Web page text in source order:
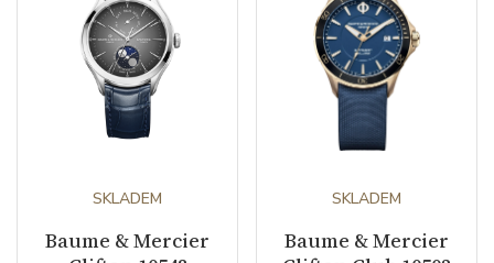
Barva řemínku
Doplňující údaje
nepodnikatelé (měsíců)
Modelová řada Clifton
SKLADEM
Baume & Mercier
SKLADEM
Baume & Mercier